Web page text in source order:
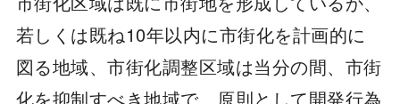
若しくは既ね10年以内に市街化を計画的に
図る地域、市街化調整区域は当分の間、市街
化を抑制すべき地域で、原則として開発行為